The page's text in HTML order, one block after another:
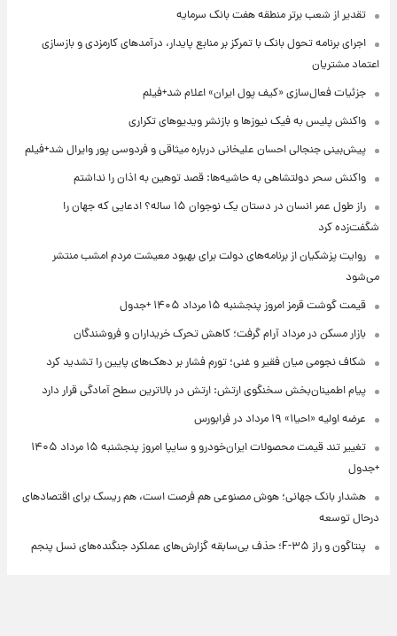
تقدیر از شعب برتر منطقه هفت بانک سرمایه
اجرای برنامه تحول بانک با تمرکز بر منابع پایدار، درآمدهای کارمزدی و بازسازی
اعتماد مشتریان
جزئیات فعال‌سازی «کیف پول ایران» اعلام شد+فیلم
واکنش پلیس به فیک نیوزها و بازنشر ویدیوهای تکراری
پیش‌بینی جنجالی احسان علیخانی درباره میثاقی و فردوسی پور وایرال شد+فیلم
واکنش سحر دولتشاهی به حاشیه‌ها: قصد توهین به اذان را نداشتم
راز طول عمر انسان در دستان یک نوجوان ۱۵ ساله؟ ادعایی که جهان را
شگفت‌زده کرد
روایت پزشکیان از برنامه‌های دولت برای بهبود معیشت مردم امشب منتشر
می‌شود
قیمت گوشت قرمز امروز پنجشنبه ۱۵ مرداد ۱۴۰۵ +جدول
بازار مسکن در مرداد آرام گرفت؛ کاهش تحرک خریداران و فروشندگان
شکاف نجومی میان فقیر و غنی؛ تورم فشار بر دهک‌های پایین را تشدید کرد
پیام اطمینان‌بخش سخنگوی ارتش: ارتش در بالاترین سطح آمادگی قرار دارد
عرضه اولیه «احیا۱» ۱۹ مرداد در فرابورس
تغییر تند قیمت محصولات ایران‌خودرو و سایپا امروز پنجشنبه ۱۵ مرداد ۱۴۰۵
+جدول
هشدار بانک جهانی؛ هوش مصنوعی هم فرصت است، هم ریسک برای اقتصادهای
درحال توسعه
پنتاگون و راز F-۳۵؛ حذف بی‌سابقه گزارش‌های عملکرد جنگنده‌های نسل پنجم